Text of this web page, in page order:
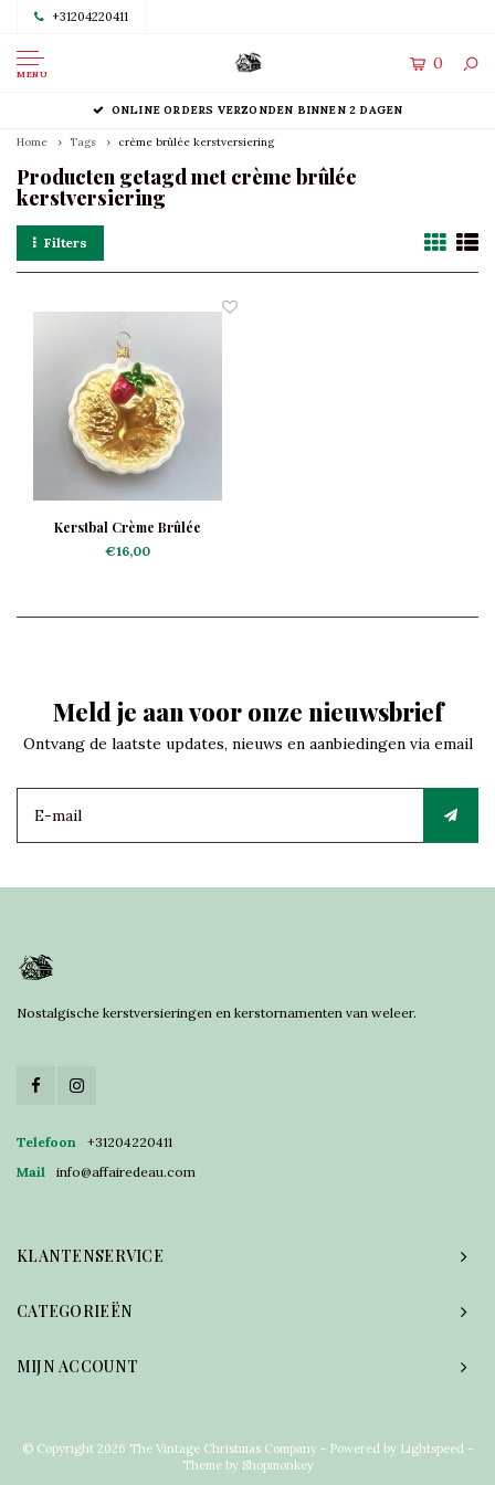
+31204220411
MENU
0
ONLINE ORDERS VERZONDEN BINNEN 2 DAGEN
Home Tags crème brûlée kerstversiering
Producten getagd met crème brûlée
kerstversiering
Filters
Kerstbal Crème Brûlée
€16,00
Meld je aan voor onze nieuwsbrief
Ontvang de laatste updates, nieuws en aanbiedingen via email
Nostalgische kerstversieringen en kerstornamenten van weleer.
Telefoon
+31204220411
Mail
info@affairedeau.com
KLANTENSERVICE
CATEGORIEËN
MIJN ACCOUNT
© Copyright 2026 The Vintage Christmas Company - Powered by Lightspeed -
Theme by Shopmonkey